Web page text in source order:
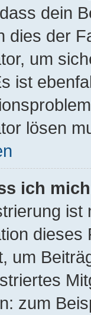
dein
dies der
um
ist
lösen
ich
ist
dieses
um
zum